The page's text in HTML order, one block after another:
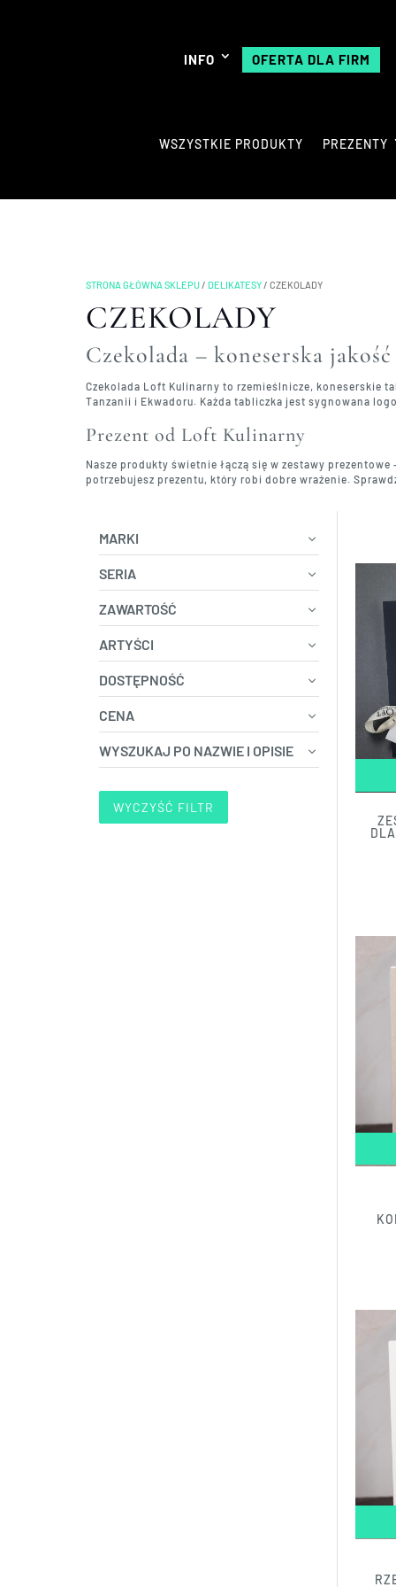
INFO OFERTA DLA FIRM
WSZYSTKIE PRODUKTY PREZENTY
STRONA GŁÓWNA SKLEPU/ DELIKATESY/ CZEKOLADY
CZEKOLADY
Czekolada – koneserska
Czekolada Loft Kulinarny to rzemieślnicze, koneserskie
Tanzanii i Ekwadoru. Każda tabliczka jest sygnowana
Prezent od Loft Kulinarny
Nasze produkty świetnie łączą się w zestawy
potrzebujesz prezentu, który robi dobre wrażenie.
MARKI
SERIA
ZAWARTOŚĆ
ARTYŚCI
DOSTĘPNOŚĆ
CENA
WYSZUKAJ PO NAZWIE I OPISIE
WYCZYŚĆ FILTR